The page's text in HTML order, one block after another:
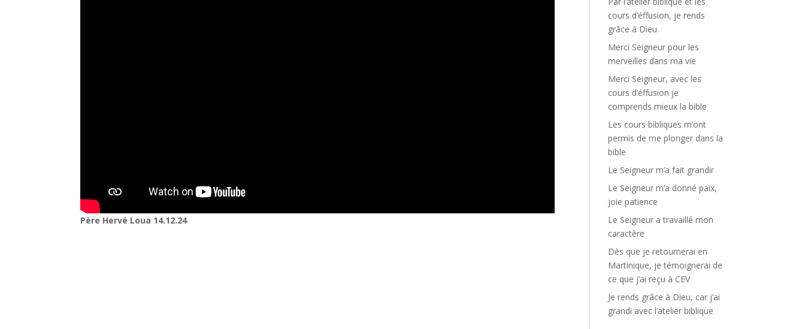
Père Hervé Loua 14.12.24
cours d’éffusion, je rends
grâce à Dieu
Merci Seigneur pour les
merveilles dans ma vie
Merci Seigneur, avec les
cours d’éffusion je
comprends mieux la bible
Les cours bibliques m’ont
permis de me plonger dans la
bible
Le Seigneur m’a fait grandir
Le Seigneur m’a donné paix,
joie patience
Le Seigneur a travaillé mon
caractère
Dès que je retournerai en
Martinique, je témoignerai de
ce que j’ai reçu à CEV
Je rends grâce à Dieu, car j’ai
grandi avec l’atelier biblique